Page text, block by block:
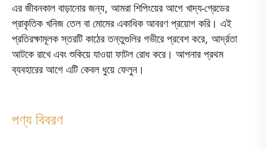
এর জীবনকাল বাড়ানোর জন্য, আমরা শিপিংয়ের আগে খাদ্য-গ্রেডের
প্রাকৃতিক খনিজ তেল বা মোমের একাধিক আবরণ প্রয়োগ করি। এই
প্রতিরক্ষামূলক স্তরটি কাঠের তন্তুগুলির গভীরে প্রবেশ করে, আর্দ্রতা
আটকে রাখে এবং শুকিয়ে যাওয়া ফাটল রোধ করে। আপনার প্রথম
ব্যবহারের আগে এটি কেবল ধুয়ে ফেলুন।
পণ্য বিবরণ